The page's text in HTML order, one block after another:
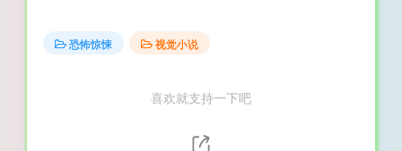
恐怖惊悚 视觉小说
喜欢就支持一下吧